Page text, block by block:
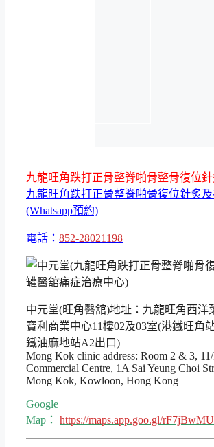
九龍旺角跌打正骨整脊啪骨整骨復位
九龍旺角跌打正骨整脊啪骨復位針炙
(Whatsapp預約)
電話： 852-28021198
中元堂(旺角醫舘)地址：九龍旺角西洋
寶利商業中心11樓02及03室(港鐵旺角
鐵油麻地站A2出口)
Mong Kok clinic address: Room 2 & 3,
Commercial Centre, 1A Sai Yeung Choi
Mong Kok, Kowloon, Hong Kong
Google
Map： https://maps.app.goo.gl/